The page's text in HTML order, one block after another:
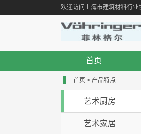
欢迎访问上海市建筑材料行业
首页
首页 > 产品特点
艺术厨房
艺术家居